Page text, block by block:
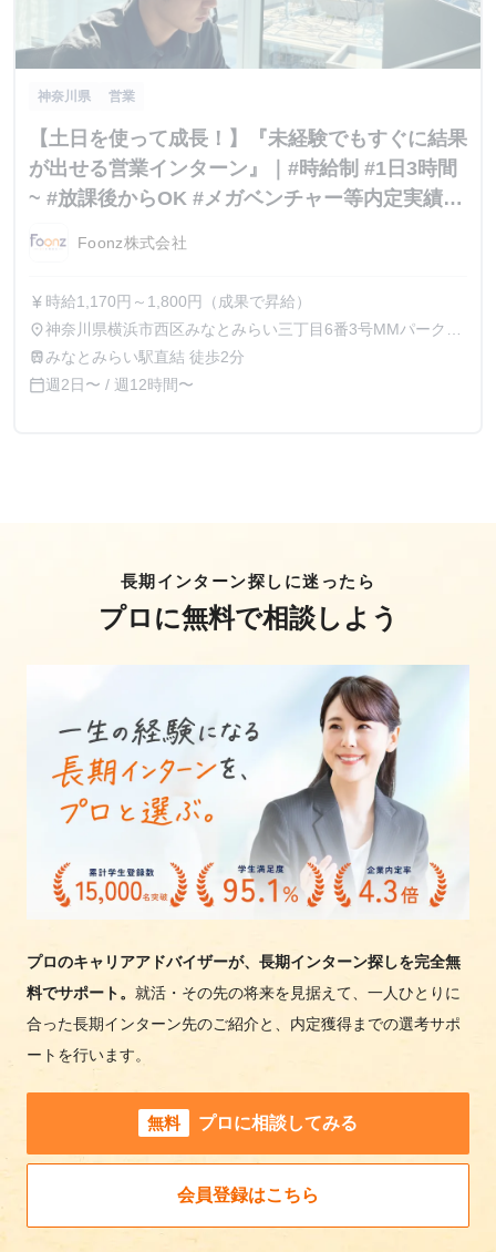
神奈川県 営業
【土日を使って成長！】『未経験でもすぐに結果
が出せる営業インターン』｜#時給制 #1日3時間
~ #放課後からOK #メガベンチャー等内定実績多
数
Foonz株式会社
currency_yen 時給1,170円～1,800円（成果で昇給）
place神奈川県横浜市西区みなとみらい三丁目6番3号MMパークビ
ル11階
trainみなとみらい駅直結 徒歩2分
calendar_today週2日〜 / 週12時間〜
長期インターン探しに迷ったら
プロに無料で相談しよう
プロのキャリアアドバイザーが、長期インターン探しを完全無
料でサポート。 就活・その先の将来を見据えて、一人ひとりに
合った長期インターン先のご紹介と、内定獲得までの選考サポ
ートを行います。
無料 プロに相談してみる
会員登録はこちら